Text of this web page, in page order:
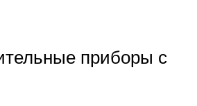
приборы с